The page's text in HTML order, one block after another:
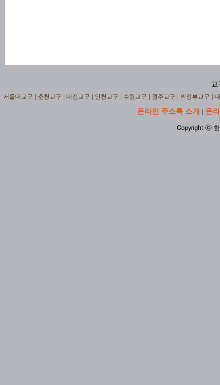
교
서울대교구 춘천교구 대전교구 인천교구 수원교구 원주교구 의정부교구
온라인 주소록 소개 | 온
Copyright ⓒ